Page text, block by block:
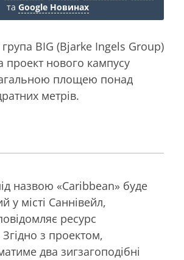
та Google Новинах
група BIG (Bjarke Ingels Group)
проект нового кампусу
площею понад
метрів.
назвою «Caribbean» буде
у місті Саннівейл,
ресурс
з проектом,
два зигзагоподібні